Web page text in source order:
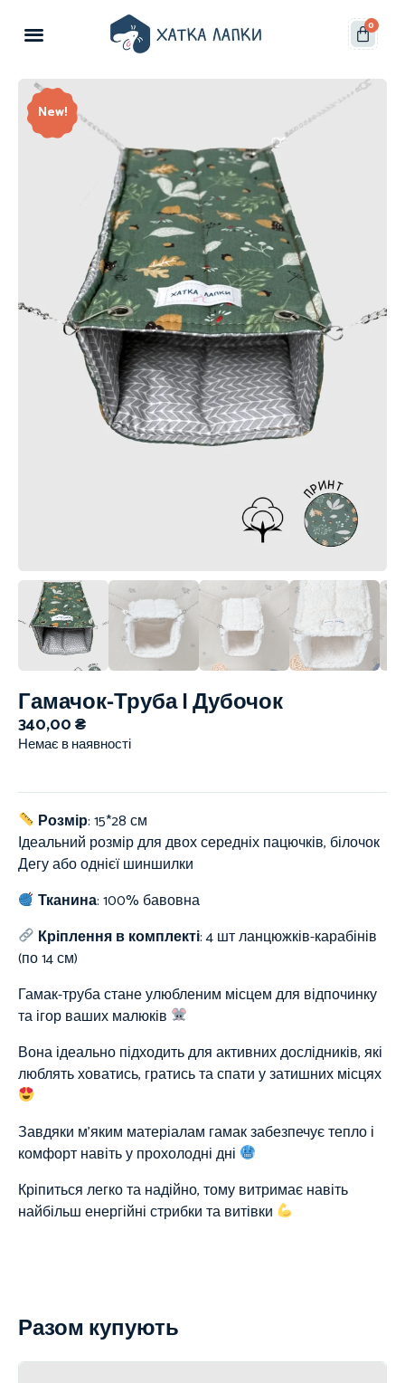
0
New!
Гамачок-Труба | Дубочок
340,00₴
Немає в наявності
Розмір: 15*28 см
Ідеальний розмір для двох середніх пацючків, білочок
Дегу або однієї шиншилки
Тканина:100% бавовна
Кріплення в комплекті: 4 шт ланцюжків-карабінів
(по 14 см)
Гамак-труба стане улюбленим місцем для відпочинку
та ігор ваших малюків
Вона ідеально підходить для активних дослідників, які
люблять ховатись, гратись та спати у затишних місцях
Завдяки м’яким матеріалам гамак забезпечує тепло і
комфорт навіть у прохолодні дні
Кріпиться легко та надійно, тому витримає навіть
найбільш енергійні стрибки та витівки
Разом купують